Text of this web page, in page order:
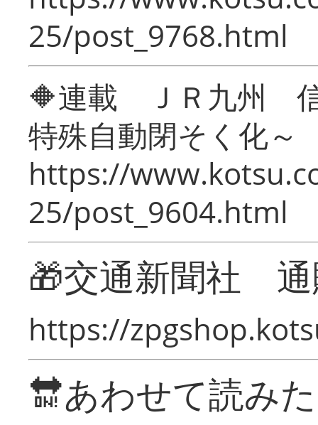
25/post_9768.html
🔶連載 ＪＲ九州 信
特殊自動閉そく化～
https://
25/post_9604.html
🎁交通新聞社
https://
🔛あわせて読み